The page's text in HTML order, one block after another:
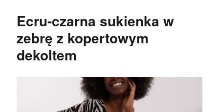
Ecru-czarna sukienka w
zebrę z kopertowym
dekoltem